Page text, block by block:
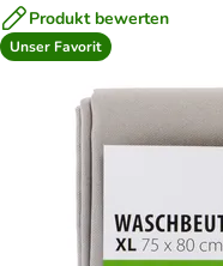
Produkt bewerten
Unser Favorit